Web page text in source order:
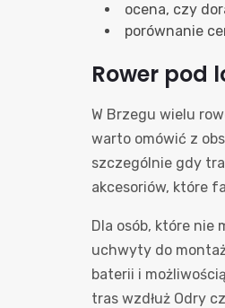
ocena, czy
porównanie
Rower pod
W Brzegu wielu
warto omówić z
szczególnie gdy
akcesoriów, które
Dla osób, które
uchwyty do
baterii i
tras wzdłuż Odry